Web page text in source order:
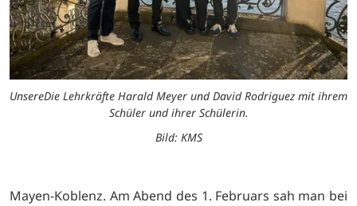
UnsereDie Lehrkräfte Harald Meyer und David Rodriguez mit ihrem
Schüler und ihrer Schülerin.
Bild: KMS
Mayen-Koblenz. Am Abend des 1. Februars sah man bei